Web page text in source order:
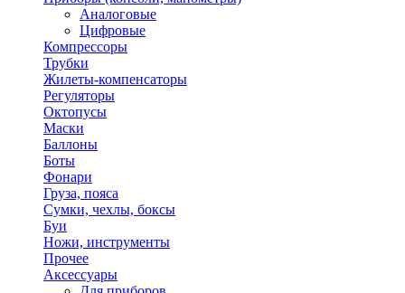
Аналоговые
Цифровые
Компрессоры
Трубки
Жилеты-компенсаторы
Регуляторы
Октопусы
Маски
Баллоны
Боты
Фонари
Груза, пояса
Сумки, чехлы, боксы
Буи
Ножи, инструменты
Прочее
Аксессуары